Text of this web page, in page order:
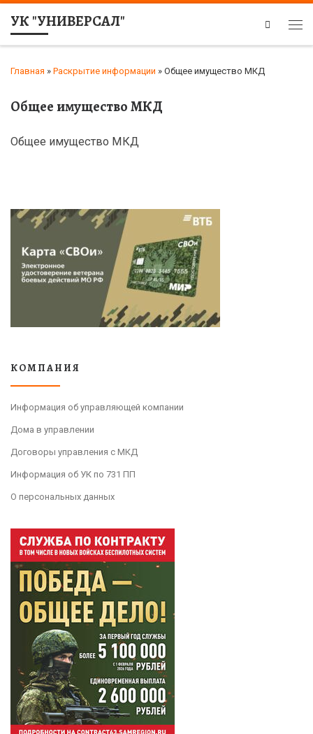
УК "УНИВЕРСАЛ" Search
Главная » Раскрытие информации » Общее имущество МКД
Общее имущество МКД
Общее имущество МКД
КОМПАНИЯ
Информация об управляющей компании
Дома в управлении
Договоры управления с МКД
Информация об УК по 731 ПП
О персональных данных